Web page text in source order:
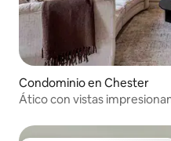
Condominio en Chester
Ático con vistas